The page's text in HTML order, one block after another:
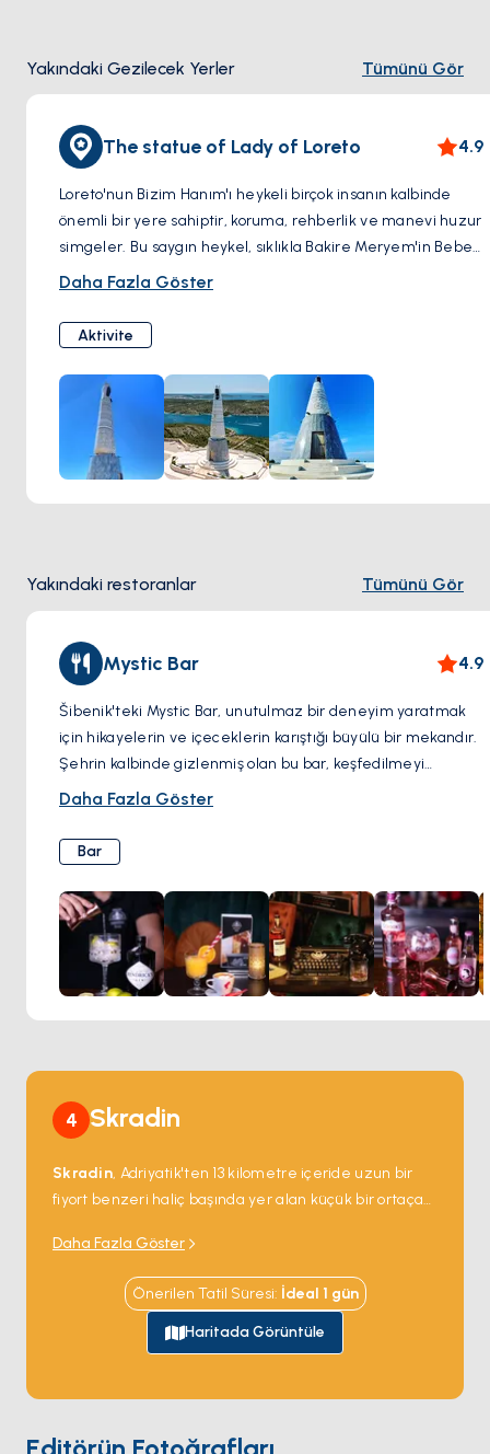
Yakındaki Gezilecek Yerler Tümünü Gör
The statue of Lady of Loreto 4.9
Loreto'nun Bizim Hanım'ı heykeli birçok insanın kalbinde
önemli bir yere sahiptir, koruma, rehberlik ve manevi huzur
simgeler. Bu saygın heykel, sıklıkla Bakire Meryem'in Bebek
İsa'yı kucakladığı şekilde tasvir edilir ve dünyanın dört bir
noktasıdır. Varlığı, Bakire Meryem'in evinin melekler
tarafından mucizevi bir şekilde taşındığına inanılan Loreto,
İtalya'daki Meryem'in görünümlerini hatırlatır. Heykel, iman,
umut ve sevgi erdemlerini somutlaştırır ve manevi güç ve
ilham arayanlar için umut ışığı ve ilham kaynağı olarak
hizmet eder. Sadece bir sanat eseri olarak değil, sadık
insanların sürekli inancı ve bağlılığının bir kanıtı olarak durur,
bu da onu Hristiyan ikonografisinde önemli bir sembol yapar.
Daha Fazla Göster
Aktivite
Yakındaki restoranlar Tümünü Gör
Mystic Bar 4.9
Šibenik'teki Mystic Bar, unutulmaz bir deneyim yaratmak
için hikayelerin ve içeceklerin karıştığı büyülü bir mekandır.
Şehrin kalbinde gizlenmiş olan bu bar, keşfedilmeyi
bekleyen gizemlerle dolu bir hazine sandığıdır. Geçmişin
yanından lezzetleri bir araya getiren menüsüyle Mystic
Bar, maceracıları ve hayalperestleri bir büyü diyarına adım
atmaya davet ediyor. Burada her kokteyl sadece bir içki
değil, özenle ve sihirli bir dokunuşla hazırlanmış, sadece bir
tat hissi değil, uzak diyarlara bir yolculuk vaat eden bir
iksirdir. İster kendi masallarınızı örmek için rahat bir köşe
bulmak ister gece boyunca yankılanan kahkaha ve
hikayelere katılmak isteyin, Mystic Bar Šibenik'te mucize
Daha Fazla Göster
Bar
4 Skradin
Skradin, Adriyatik'ten 13 kilometre içeride uzun bir
fiyort benzeri haliç başında yer alan küçük bir ortaçağ
Yatlar Adriyatik'ten doğrudan kanal yukarı yelken
açabilir ve kasaba rıhtımına bağlanabilir. Kasabanın
kendisi 13. yüzyıldan kalma bir kilise etrafında taş evler
düğümü; cazibe hemen yukarı akıştaki
— Krka kireçtaşı bariyerlerinden yedi kademeli
Skradin iskelesinden milli park elektrikli tekneleriyle
Daha Fazla Göster
Önerilen Tatil Süresi: İdeal 1 gün
Haritada Görüntüle
Editörün Fotoğrafları